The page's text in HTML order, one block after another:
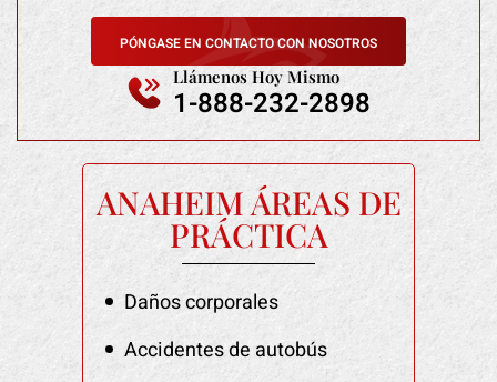
PÓNGASE EN CONTACTO CON NOSOTROS
Llámenos Hoy Mismo
1-888-232-2898
ANAHEIM ÁREAS DE
PRÁCTICA
Daños corporales
Accidentes de autobús